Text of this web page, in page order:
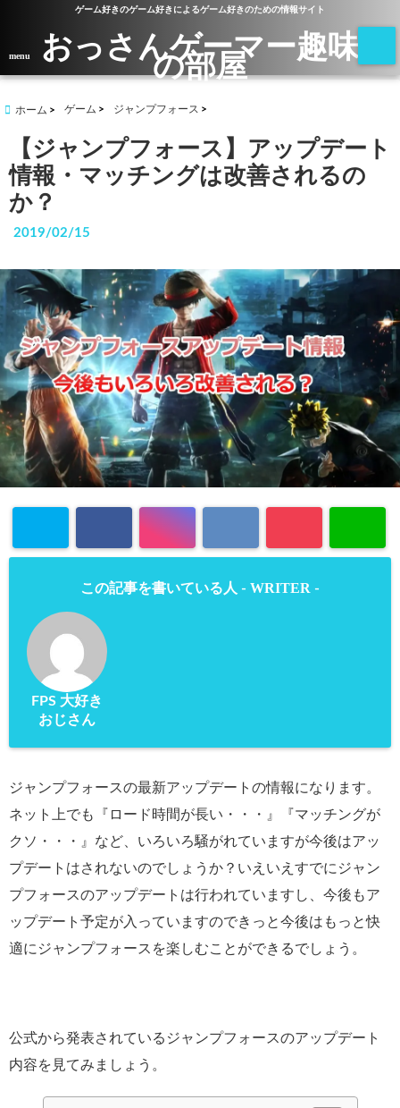
ゲーム好きのゲーム好きによるゲーム好きのための情報サイト
menu おっさんゲーマー趣味
の部屋
ホーム ゲーム ジャンプフォース
【ジャンプフォース】アップデート
情報・マッチングは改善されるの
か？
2019/02/15
この記事を書いている人 - WRITER -
FPS 大好き
おじさん
ジャンプフォースの最新アップデートの情報になります。
ネット上でも『ロード時間が長い・・・』『マッチングが
クソ・・・』など、いろいろ騒がれていますが今後はアッ
プデートはされないのでしょうか？いえいえすでにジャン
プフォースのアップデートは行われていますし、今後もア
ップデート予定が入っていますのできっと今後はもっと快
適にジャンプフォースを楽しむことができるでしょう。
公式から発表されているジャンプフォースのアップデート
内容を見てみましょう。